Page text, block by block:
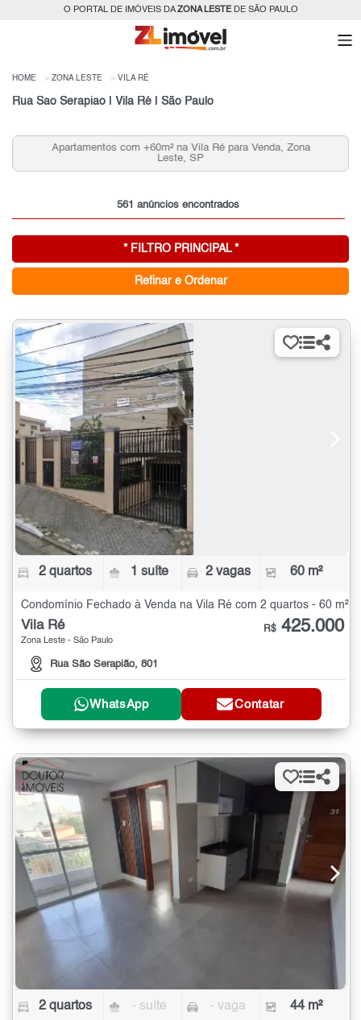
O PORTAL DE IMÓVEIS DAZONA LESTEDE SÃO PAULO
HOME ZONA LESTE VILA RÉ
Rua Sao Serapiao | Vila Ré | São Paulo
Apartamentos com +60m² na Vila Ré para Venda, Zona
Leste, SP
561 anúncios encontrados
* FILTRO PRINCIPAL *
Refinar e Ordenar
2 quartos 1 suíte 2 vagas 60 m²
Condomínio Fechado à Venda na Vila Ré com 2 quartos - 60 m²
Vila Ré
Zona Leste - São Paulo
Rua São Serapião, 801
R$ 425.000
WhatsApp Contatar
2 quartos - suíte - vaga 44 m²